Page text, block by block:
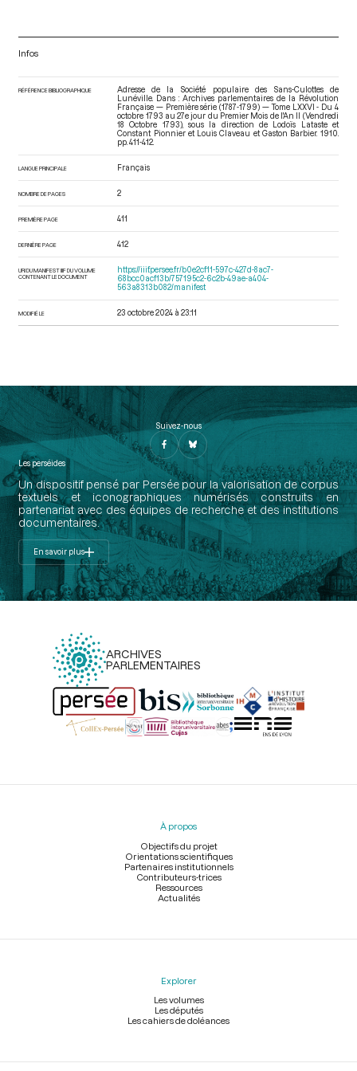
Infos
RÉFÉRENCE BIBLIOGRAPHIQUE
Adresse de la Société populaire des Sans-Culottes de
Lunéville. Dans : Archives parlementaires de la Révolution
Française — Première série (1787-1799) — Tome LXXVI - Du 4
octobre 1793 au 27e jour du Premier Mois de l'An II (Vendredi
18 Octobre 1793), sous la direction de Lodoïs Lataste et
Constant Pionnier et Louis Claveau et Gaston Barbier. 1910.
pp. 411-412.
LANGUE PRINCIPALE Français
NOMBRE DE PAGES 2
PREMIÈRE PAGE 411
DERNIÈRE PAGE 412
URI DU MANIFEST IIIF DU VOLUME
CONTENANT LE DOCUMENT
https://iiif.persee.fr/b0e2cf11-597c-427d-8ac7-
68bcc0acf13b/757195c2-6c2b-49ae-a404-
563a8313b082/manifest
MODIFIÉ LE 23 octobre 2024 à 23:11
Suivez-nous
Les perséides
Un dispositif pensé par Persée pour la valorisation de corpus
textuels et iconographiques numérisés construits en
partenariat avec des équipes de recherche et des institutions
documentaires.
En savoir plus
ARCHIVES
PARLEMENTAIRES
Menu
À propos
Objectifs du projet
Orientations scientifiques
Partenaires institutionnels
Contributeurs-trices
Ressources
Actualités
Explorer
Les volumes
Les députés
Les cahiers de doléances